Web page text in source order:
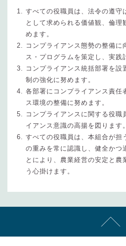
すべての役職員は、法令の遵守
として求められる価値観、倫理
めます。
コンプライアンス態勢の整備に
ス・プログラムを策定し、実践
コンプライアンス統括部署を設
制の強化に努めます。
各部署にコンプライアンス責任
ス環境の整備に努めます。
コンプライアンスに関する役職
イアンス意識の高揚を図ります。
すべての役職員は、本組合が担
の重みを常に認識し、健全かつ
とにより、農業経営の安定と農
う心掛けます。